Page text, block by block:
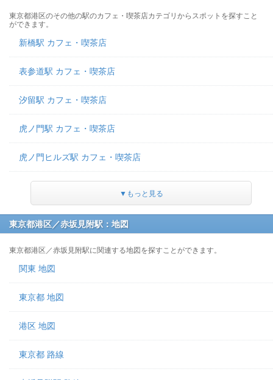
東京都港区のその他の駅のカフェ・喫茶店カテゴリからスポットを探すこと
ができます。
新橋駅 カフェ・喫茶店
表参道駅 カフェ・喫茶店
汐留駅 カフェ・喫茶店
虎ノ門駅 カフェ・喫茶店
虎ノ門ヒルズ駅 カフェ・喫茶店
▼もっと見る
東京都港区／赤坂見附駅：地図
東京都港区／赤坂見附駅に関連する地図を探すことができます。
関東 地図
東京都 地図
港区 地図
東京都 路線